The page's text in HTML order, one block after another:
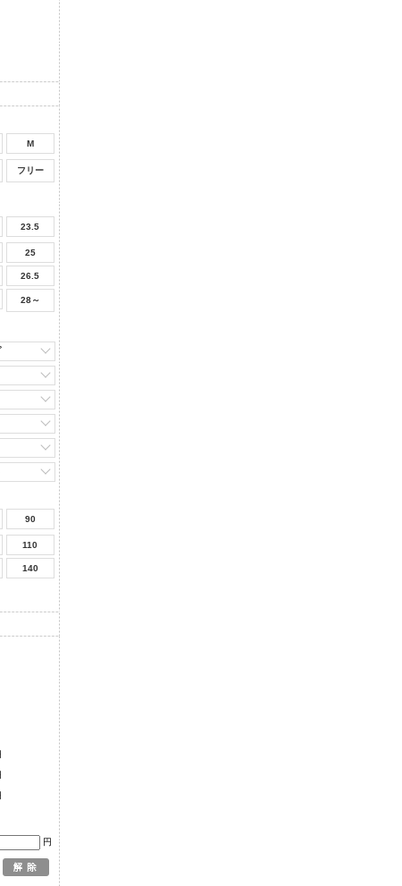
M
フリー
23.5
25
26.5
28～
90
110
140
円